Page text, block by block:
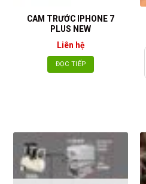
CAM TRƯỚC IPHONE 7
PLUS NEW
Liên hệ
ĐỌC TIẾP